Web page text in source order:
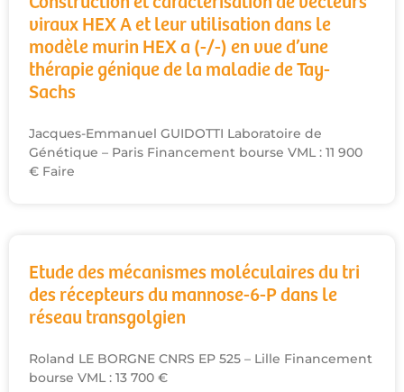
viraux HEX A et leur utilisation dans le
modèle murin HEX a (-/-) en vue d’une
thérapie génique de la maladie de Tay-
Sachs
Jacques-Emmanuel GUIDOTTI Laboratoire de
Génétique – Paris Financement bourse VML : 11 900
€ Faire
Etude des mécanismes moléculaires du tri
des récepteurs du mannose-6-P dans le
réseau transgolgien
Roland LE BORGNE CNRS EP 525 – Lille Financement
bourse VML : 13 700 €